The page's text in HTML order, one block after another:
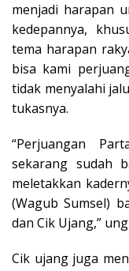
menjadi harapan
kedepannya,
tema harapan
bisa kami
tidak menyalahi
tukasnya.
“Perjuangan
sekarang sudah
meletakkan
(Wagub Sumsel)
dan Cik Ujang,”
Cik ujang juga